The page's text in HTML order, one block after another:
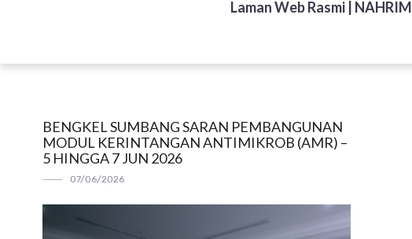
Laman Web Rasmi | NAHRIM
BENGKEL SUMBANG SARAN PEMBANGUNAN
MODUL KERINTANGAN ANTIMIKROB (AMR) –
5 HINGGA 7 JUN 2026
07/06/2026